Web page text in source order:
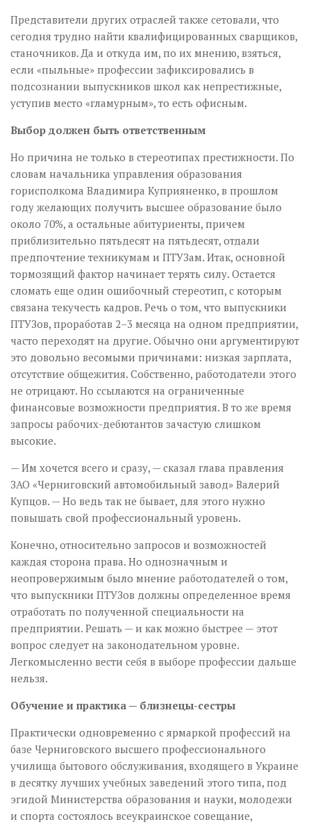
Представители других отраслей также сетовали, что
сегодня трудно найти квалифицированных сварщиков,
станочников. Да и откуда им, по их мнению, взяться,
если «пыльные» профессии зафиксировались в
подсознании выпускников школ как непрестижные,
уступив место «гламурным», то есть офисным.
Выбор должен быть ответственным
Но причина не только в стереотипах престижности. По
словам начальника управления образования
горисполкома Владимира Куприяненко, в прошлом
году желающих получить высшее образование было
около 70%, а остальные абитуриенты, причем
приблизительно пятьдесят на пятьдесят, отдали
предпочтение техникумам и ПТУЗам. Итак, основной
тормозящий фактор начинает терять силу. Остается
сломать еще один ошибочный стереотип, с которым
связана текучесть кадров. Речь о том, что выпускники
ПТУЗов, проработав 2–3 месяца на одном предприятии,
часто переходят на другие. Обычно они аргументируют
это довольно весомыми причинами: низкая зарплата,
отсутствие общежития. Собственно, работодатели этого
не отрицают. Но ссылаются на ограниченные
финансовые возможности предприятия. В то же время
запросы рабочих-дебютантов зачастую слишком
высокие.
— Им хочется всего и сразу, — сказал глава правления
ЗАО «Черниговский автомобильный завод» Валерий
Купцов. — Но ведь так не бывает, для этого нужно
повышать свой профессиональный уровень.
Конечно, относительно запросов и возможностей
каждая сторона права. Но однозначным и
неопровержимым было мнение работодателей о том,
что выпускники ПТУЗов должны определенное время
отработать по полученной специальности на
предприятии. Решать — и как можно быстрее — этот
вопрос следует на законодательном уровне.
Легкомысленно вести себя в выборе профессии дальше
нельзя.
Обучение и практика — близнецы-сестры
Практически одновременно с ярмаркой профессий на
базе Черниговского высшего профессионального
училища бытового обслуживания, входящего в Украине
в десятку лучших учебных заведений этого типа, под
эгидой Министерства образования и науки, молодежи
и спорта состоялось всеукраинское совещание,